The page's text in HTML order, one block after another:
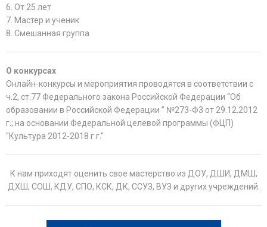
6. От 25 лет
7. Мастер и ученик
8. Смешанная группа
О конкурсах
Онлайн-конкурсы и мероприятия проводятся в соответствии с
ч.2, ст.77 Федерального закона Российской Федерации “Об
образовании в Российской Федерации ” №273-Ф3 от 29.12.2012
г.; на основании Федеральной целевой программы (ФЦП)
"Культура 2012-2018 г.г."
К нам приходят оценить свое мастерство из ДОУ, ДШИ, ДМШ,
ДХШ, СОШ, КДУ, СПО, КСК, ДК, ССУЗ, ВУЗ и других учреждений.